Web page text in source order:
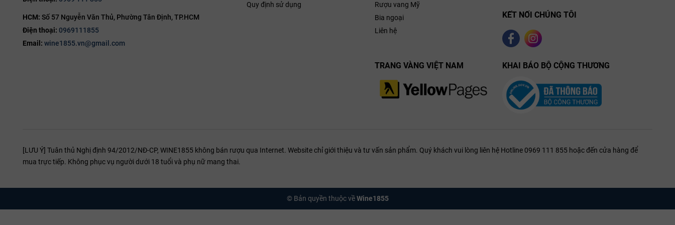
mới được đưa vào ép.
Rượu được lên men bằng men bản địa (native yeast) trong các bồn chứa bằng gỗ hoặc bê tông nhỏ. Sau đó, rượu được ủ khoảng 18 đến 24 tháng trong
các thùng gỗ sồi Pháp (đa phần là thùng cũ để không làm lấn át hương vị tự nhiên của nho). Quá trình này giúp tannin trở nên mềm mại, đồng thời tích
hợp các nốt hương gia vị tinh tế mà vẫn giữ được linh hồn của giống nho chủ đạo.
màu đỏ ruby sâu
trái đỏ chín
mọng, gia vị nhẹ và nốt khoáng
Cabernet Franc
Domaine de Pallus
pha cát và đá limestone giàu
khoáng tinh tế.
HCM: Số 57 Nguyễn Văn Thủ, Phường Tân Định, TP.HCM
Điện thoại: 0969111855
Email: wine1855.vn@gmail.com
Quy định sử dụng
Rượu vang Mỹ
Bia ngoại
Liên hệ
KẾT NỐI CHÚNG TÔI
TRANG VÀNG VIỆT NAM KHAI BÁO BỘ CỘNG THƯƠNG
[LƯU Ý] Tuân thủ Nghị định 94/2012/NĐ-CP, WINE1855 không bán rượu qua Internet. Website chỉ giới thiệu và tư vấn sản phẩm. Quý khách vui lòng liên hệ Hotline 0969 111 855 hoặc đến cửa hàng để
mua trực tiếp. Không phục vụ người dưới 18 tuổi và phụ nữ mang thai.
© Bản quyền thuộc vềWine1855